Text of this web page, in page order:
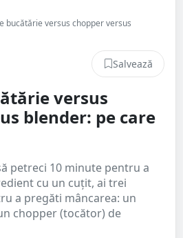
bucătărie versus chopper versus
Salvează
versus
blender: pe care
petreci 10 minute pentru a
cu un cuțit, ai trei
a pregăti mâncarea: un
chopper (tocător) de